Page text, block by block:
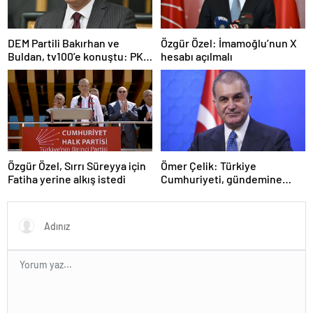
DEM Partili Bakırhan ve
Buldan, tv100’e konuştu: PKK
ne zaman kendini feshedecek
Özgür Özel: İmamoğlu’nun X
hesabı açılmalı
Özgür Özel, Sırrı Süreyya için
Fatiha yerine alkış istedi
Ömer Çelik: Türkiye
Cumhuriyeti, gündemine